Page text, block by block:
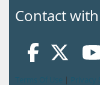
Contact
|